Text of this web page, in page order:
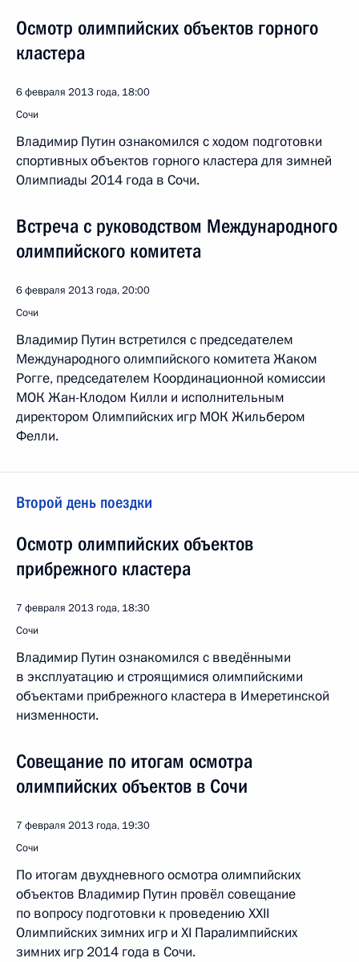
Осмотр олимпийских объектов горного
кластера
6 февраля 2013 года, 18:00
Сочи
Владимир Путин ознакомился с ходом подготовки
спортивных объектов горного кластера для зимней
Олимпиады 2014 года в Сочи.
Встреча с руководством Международного
олимпийского комитета
6 февраля 2013 года, 20:00
Сочи
Владимир Путин встретился с председателем
Международного олимпийского комитета Жаком
Рогге, председателем Координационной комиссии
МОК Жан-Клодом Килли и исполнительным
директором Олимпийских игр МОК Жильбером
Фелли.
Второй день поездки
Осмотр олимпийских объектов
прибрежного кластера
7 февраля 2013 года, 18:30
Сочи
Владимир Путин ознакомился с введёнными
в эксплуатацию и строящимися олимпийскими
объектами прибрежного кластера в Имеретинской
низменности.
Совещание по итогам осмотра
олимпийских объектов в Сочи
7 февраля 2013 года, 19:30
Сочи
По итогам двухдневного осмотра олимпийских
объектов Владимир Путин провёл совещание
по вопросу подготовки к проведению XXII
Олимпийских зимних игр и XI Паралимпийских
зимних игр 2014 года в Сочи.